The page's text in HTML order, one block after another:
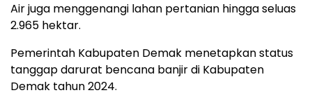
Air juga menggenangi lahan pertanian hingga seluas
2.965 hektar.
Pemerintah Kabupaten Demak menetapkan status
tanggap darurat bencana banjir di Kabupaten
Demak tahun 2024.